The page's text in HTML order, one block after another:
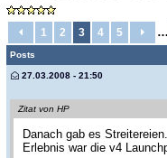
1 2 3 4 5 …
Posts
27.03.2008 - 21:50
Zitat von HP
Danach gab es
Erlebnis war die v4